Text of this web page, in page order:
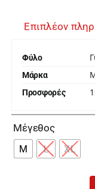
Επιπλέον
Φύλο
Μάρκα
Προσφορές
Μέγεθος
M L XL